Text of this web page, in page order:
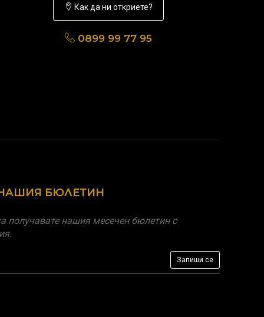
Как да ни откриете?
0899 99 77 95
БЮЛЕТИН
получавате нашия месечен бюлетин с